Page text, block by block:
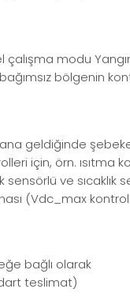
çalışma modu
bölgenin
geldiğinde
için, örn. ısıtma
sensörlü ve
(Vdc_max
bağlı olarak
teslimat)